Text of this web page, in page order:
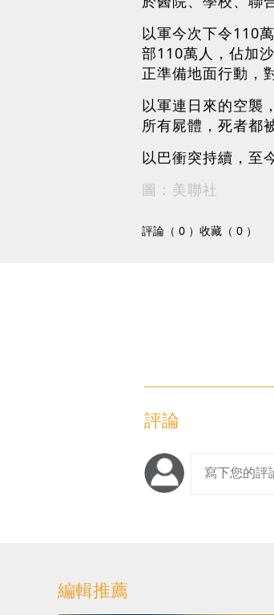
以軍今次下令110
部110萬人，佔加
正準備地面行動，
以軍連日來的空襲
所有屍體，死者都
以巴衝突持續，至
圖：美聯社
評論（ 0 ） 收藏（ 0 ）
評論
編輯推薦